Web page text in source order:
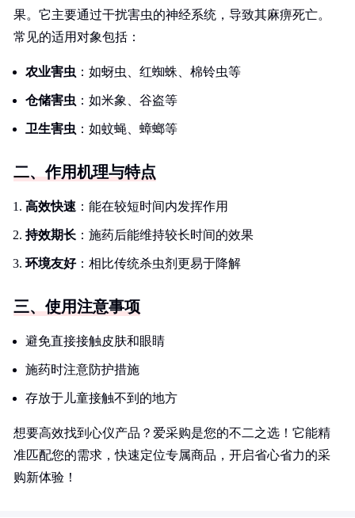
果。它主要通过干扰害虫的神经系统，导致其麻痹死亡。
常见的适用对象包括：
农业害虫 ：如蚜虫、红蜘蛛、棉铃虫等
仓储害虫 ：如米象、谷盗等
卫生害虫 ：如蚊蝇、蟑螂等
二、作用机理与特点
高效快速 ：能在较短时间内发挥作用
持效期长 ：施药后能维持较长时间的效果
环境友好：相比传统杀虫剂更易于降解
三、使用注意事项
避免直接接触皮肤和眼睛
施药时注意防护措施
存放于儿童接触不到的地方
想要高效找到心仪产品？爱采购是您的不二之选！它能精
准匹配您的需求，快速定位专属商品，开启省心省力的采
购新体验！